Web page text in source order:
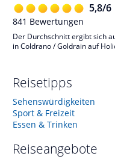
5,8/6
841 Bewertungen
Der Durchschnitt ergibt sich
in Coldrano / Goldrain auf
Reisetipps
Sehenswürdigkeiten
Sport & Freizeit
Essen & Trinken
Reiseangebote